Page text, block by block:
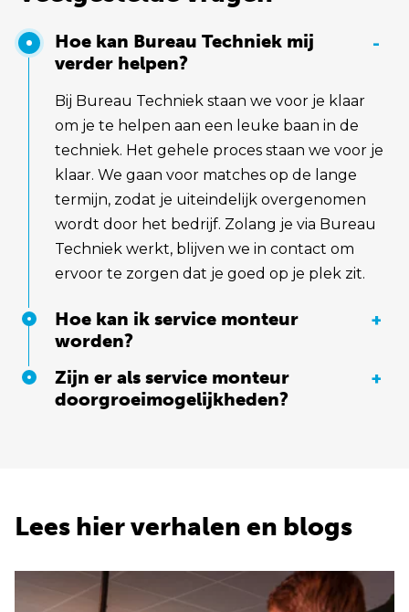
Hoe kan Bureau Techniek mij
verder helpen?
-
Bij Bureau Techniek staan we voor je klaar
om je te helpen aan een leuke baan in de
techniek. Het gehele proces staan we voor je
klaar. We gaan voor matches op de lange
termijn, zodat je uiteindelijk overgenomen
wordt door het bedrijf. Zolang je via Bureau
Techniek werkt, blijven we in contact om
ervoor te zorgen dat je goed op je plek zit.
Hoe kan ik service monteur
worden?
+
Zijn er als service monteur
doorgroeimogelijkheden?
+
Lees hier verhalen en blogs